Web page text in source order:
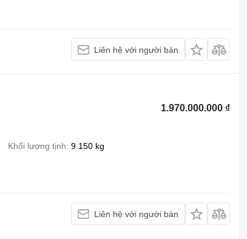
Liên hệ với người bán
1.970.000.000 ₫
Khối lượng tịnh 9.150 kg
Liên hệ với người bán